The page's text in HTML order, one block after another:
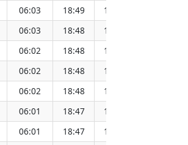
06:03 18:49
12:26
06:03 18:48
12:26
06:02 18:48
12:25
06:02 18:48
12:25
06:02 18:48
12:25
06:01 18:47
12:25
06:01 18:47
12:24